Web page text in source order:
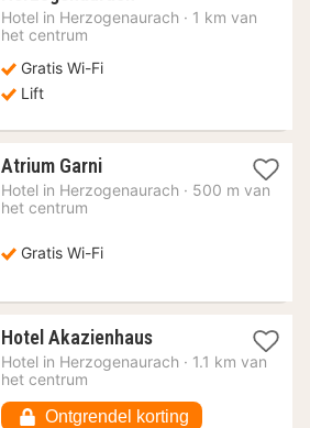
nacht
Hotel in Herzogenaurach · 1 km van
het centrum
Gratis Wi-Fi
Lift
Atrium Garni1
nacht
vanaf
€
Hotel in Herzogenaurach · 500 m van
het centrum
Gratis Wi-Fi
Hotel Akazienhaus1
nacht
€
Hotel in Herzogenaurach · 1.1 km van
het centrum
Ontgrendel korting